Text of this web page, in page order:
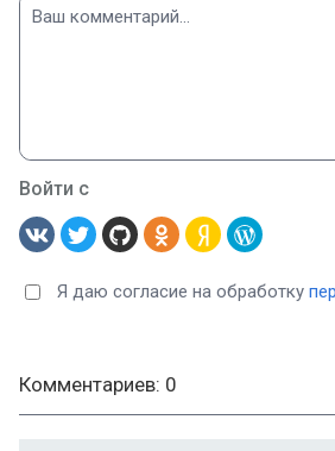
Войти с
Я даю согласие на обработку
Комментариев: 0